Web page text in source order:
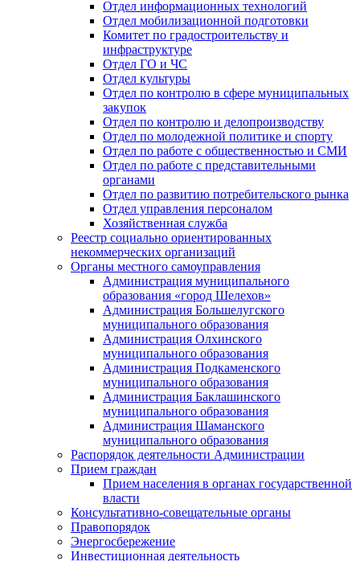
Отдел информационных технологий
Отдел мобилизационной подготовки
Комитет по градостроительству и
инфраструктуре
Отдел ГО и ЧС
Отдел культуры
Отдел по контролю в сфере муниципальных
закупок
Отдел по контролю и делопроизводству
Отдел по молодежной политике и спорту
Отдел по работе с общественностью и СМИ
Отдел по работе с представительными
органами
Отдел по развитию потребительского рынка
Отдел управления персоналом
Хозяйственная служба
Реестр социально ориентированных
некоммерческих организаций
Органы местного самоуправления
Администрация муниципального
образования «город Шелехов»
Администрация Большелугского
муниципального образования
Администрация Олхинского
муниципального образования
Администрация Подкаменского
муниципального образования
Администрация Баклашинского
муниципального образования
Администрация Шаманского
муниципального образования
Распорядок деятельности Администрации
Прием граждан
Прием населения в органах государственной
власти
Консультативно-совещательные органы
Правопорядок
Энергосбережение
Инвестиционная деятельность